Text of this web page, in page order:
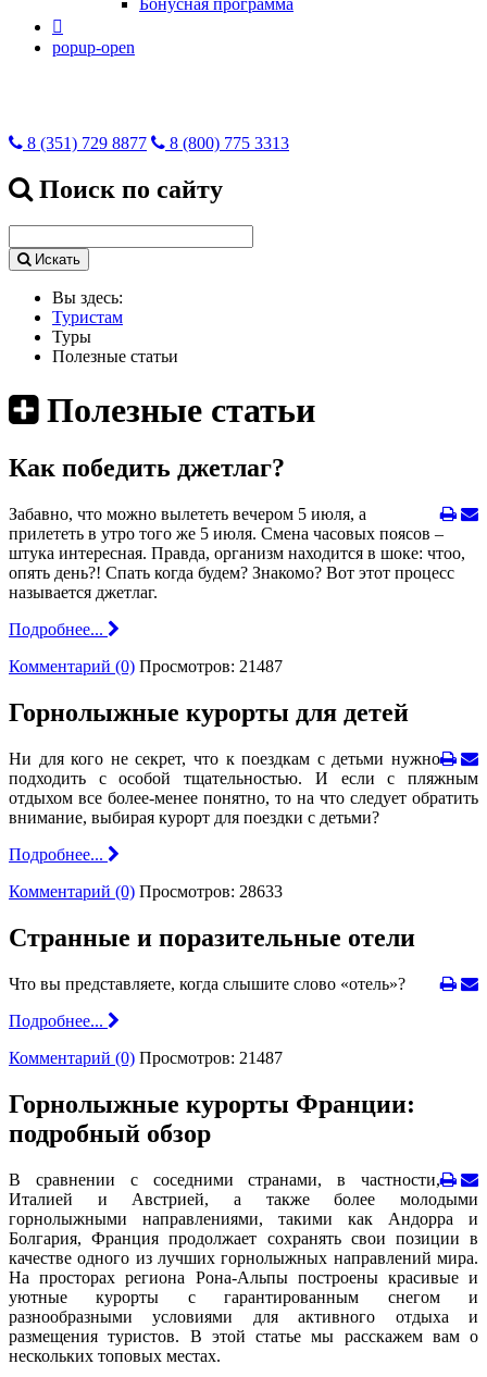

popup-open
8 (351) 729 8877 8 (800) 775 3313
Поиск по сайту
Искать
Вы здесь:
Туристам
Туры
Полезные статьи
Полезные статьи
Как победить джетлаг?
Забавно, что можно вылететь вечером 5 июля, а
прилететь в утро того же 5 июля. Смена часовых поясов –
штука интересная. Правда, организм находится в шоке: чтоо,
опять день?! Спать когда будем? Знакомо? Вот этот процесс
называется джетлаг.
Подробнее...
Комментарий (0) Просмотров: 21487
Горнолыжные курорты для детей
Ни для кого не секрет, что к поездкам с детьми нужно
подходить с особой тщательностью. И если с пляжным
отдыхом все более-менее понятно, то на что следует обратить
внимание, выбирая курорт для поездки с детьми?
Подробнее...
Комментарий (0) Просмотров: 28633
Странные и поразительные отели
Что вы представляете, когда слышите слово «отель»?
Подробнее...
Комментарий (0) Просмотров: 21487
Горнолыжные курорты Франции:
подробный обзор
В сравнении с соседними странами, в частности,
Италией и Австрией, а также более молодыми
горнолыжными направлениями, такими как Андорра и
Болгария, Франция продолжает сохранять свои позиции в
качестве одного из лучших горнолыжных направлений мира.
На просторах региона Рона-Альпы построены красивые и
уютные курорты с гарантированным снегом и
разнообразными условиями для активного отдыха и
размещения туристов. В этой статье мы расскажем вам о
нескольких топовых местах.